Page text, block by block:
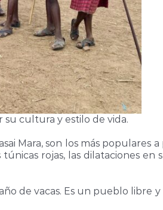
su cultura y estilo de vida.
Mara, son los más populares
rojas, las dilataciones en
de vacas. Es un pueblo libre